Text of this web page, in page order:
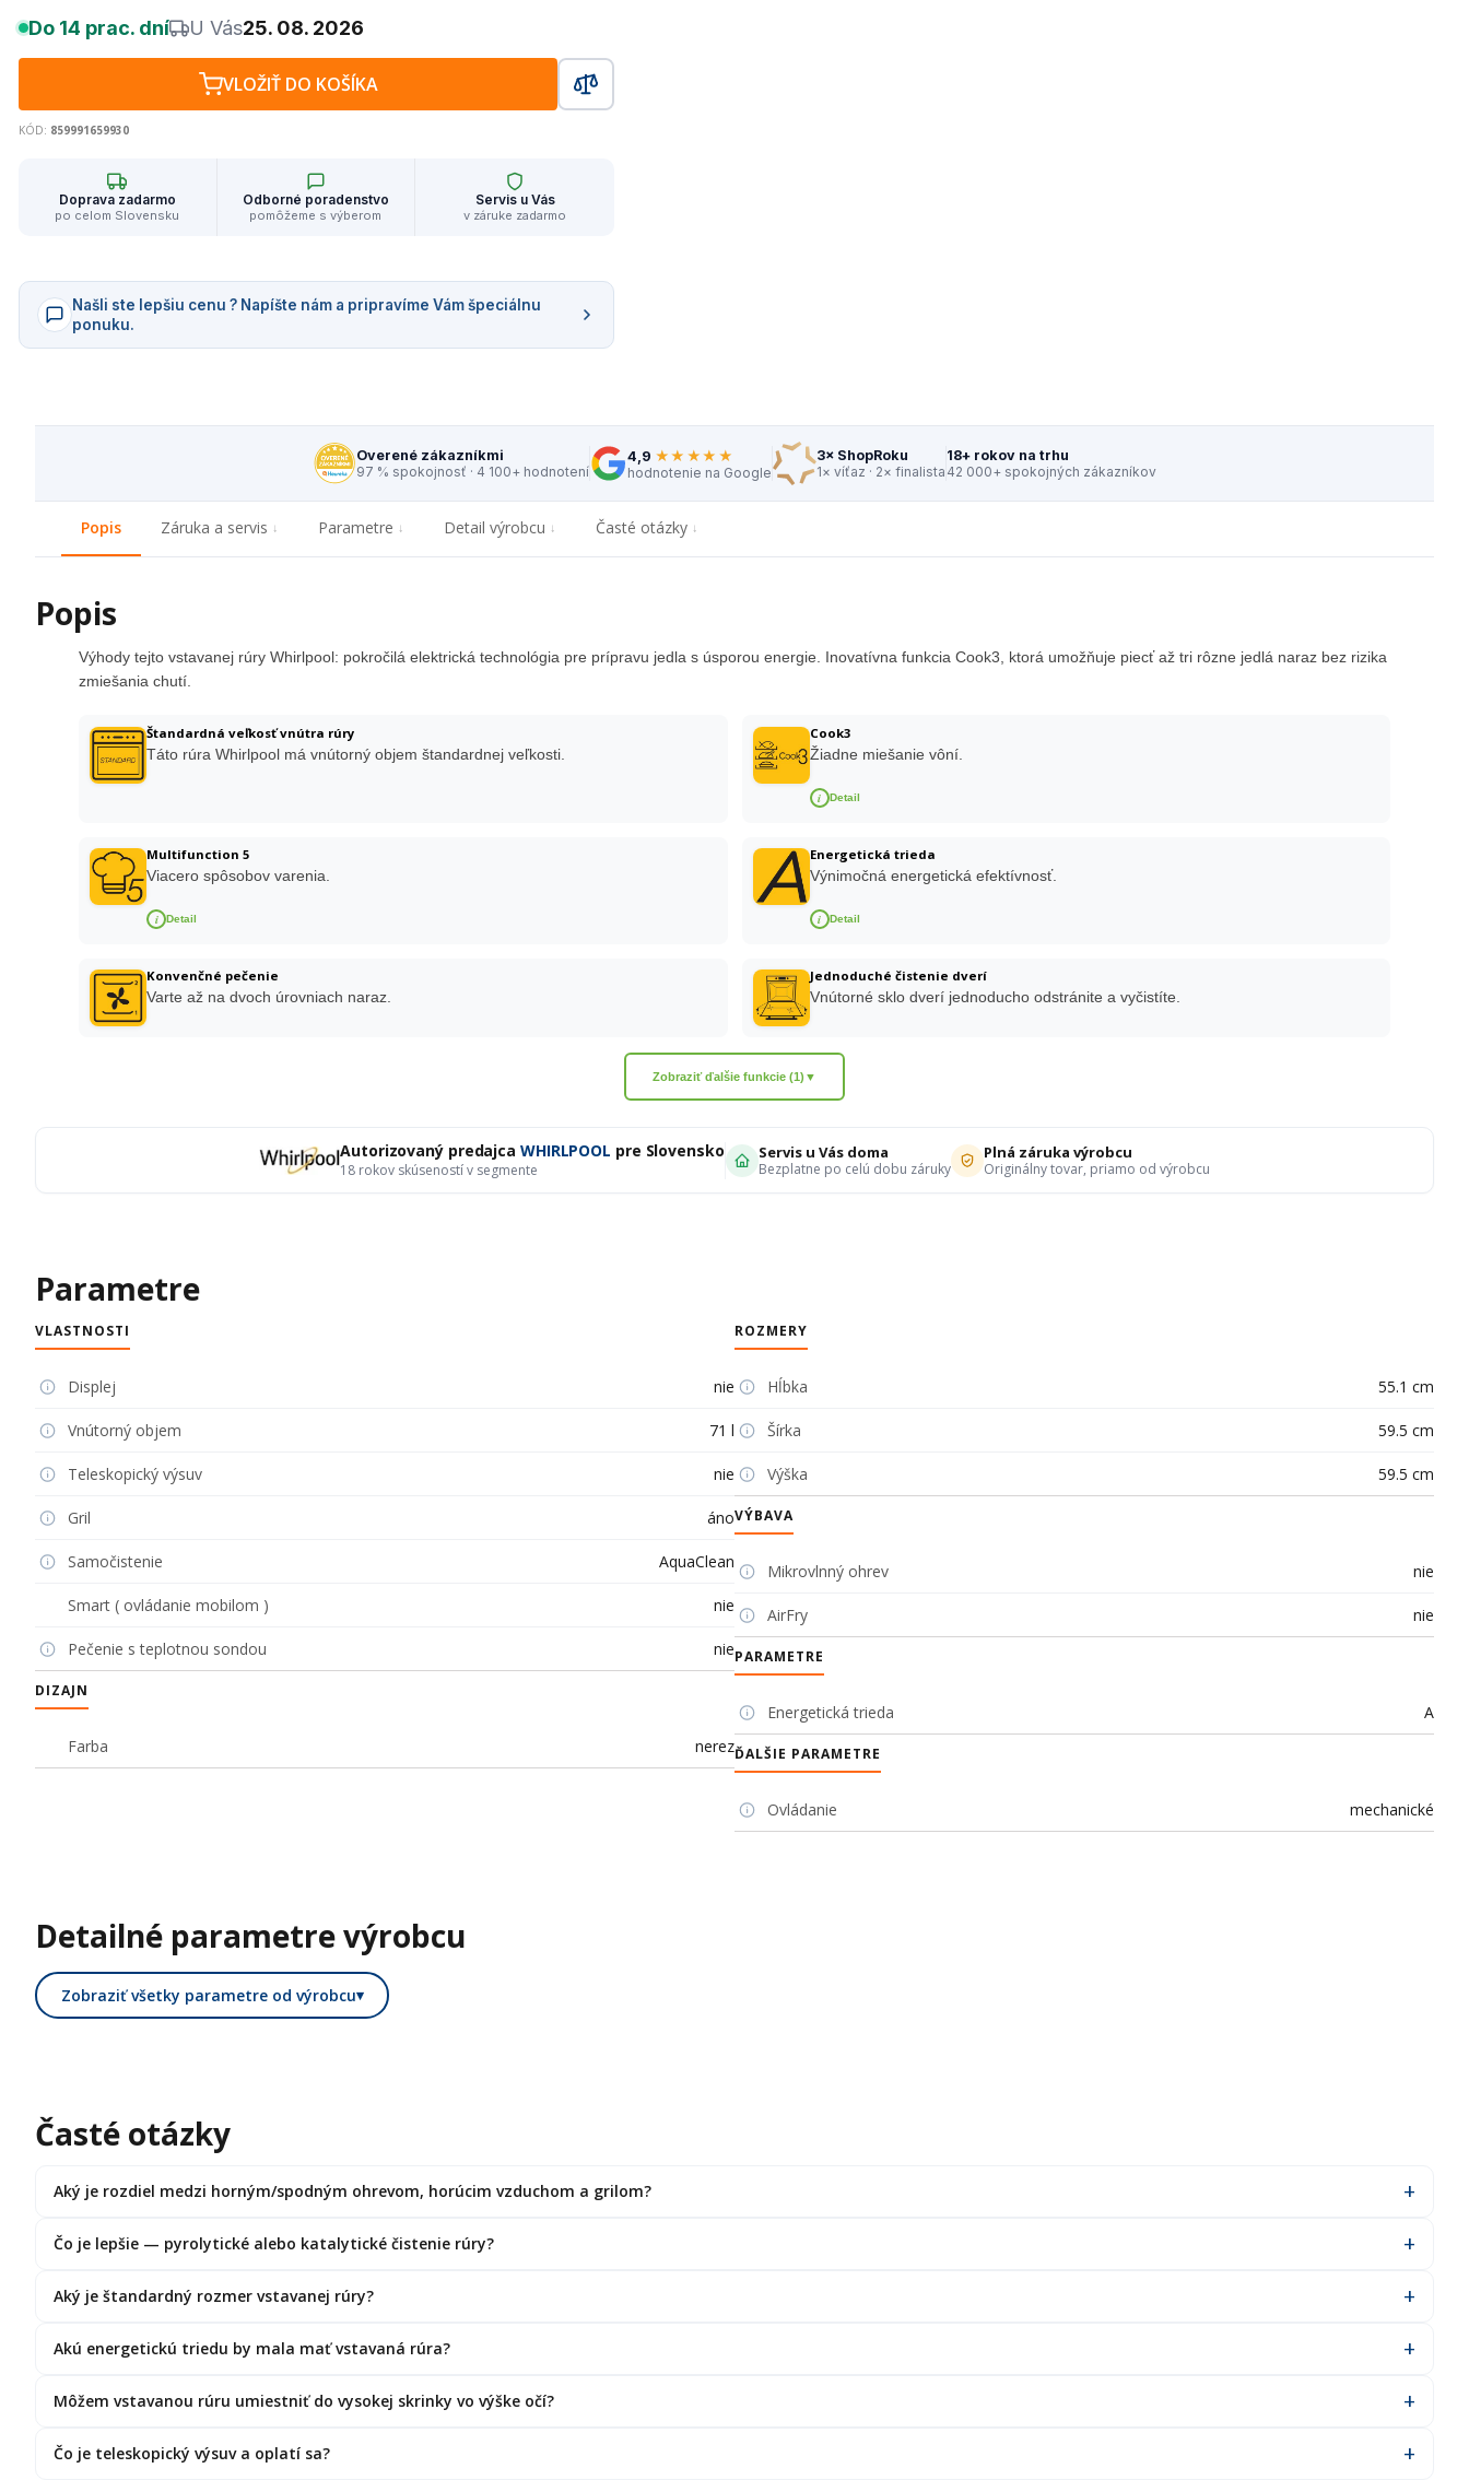
Do 14 prac. dní U Vás25. 08. 2026
VLOŽIŤ DO KOŠÍKA
KÓD: 859991659930
Doprava zadarmo
po celom Slovensku
Odborné poradenstvo
pomôžeme s výberom
Servis u Vás
v záruke zadarmo
Našli ste lepšiu cenu ? Napíšte nám a pripravíme Vám špeciálnu
ponuku.
Overené zákazníkmi
97 % spokojnosť · 4 100+ hodnotení
4,9 ★★★★★
hodnotenie na Google
3× ShopRoku
1× víťaz · 2× finalista
18+ rokov na trhu
42 000+ spokojných zákazníkov
Popis Záruka a servis Parametre Detail výrobcu Časté otázky
Popis
Výhody tejto vstavanej rúry Whirlpool: pokročilá elektrická technológia pre prípravu jedla s úsporou energie. Inovatívna funkcia Cook3, ktorá umožňuje piecť až tri rôzne jedlá naraz bez rizika
zmiešania chutí.
Štandardná veľkosť vnútra rúry
Táto rúra Whirlpool má vnútorný objem štandardnej veľkosti.
Cook3
Žiadne miešanie vôní.
i Detail
Multifunction 5
Viacero spôsobov varenia.
i Detail
Energetická trieda
Výnimočná energetická efektívnosť.
i Detail
Konvenčné pečenie
Varte až na dvoch úrovniach naraz.
Jednoduché čistenie dverí
Vnútorné sklo dverí jednoducho odstránite a vyčistíte.
Zobraziť ďalšie funkcie (1) ▼
Autorizovaný predajca WHIRLPOOL pre Slovensko
18 rokov skúseností v segmente
Servis u Vás doma
Bezplatne po celú dobu záruky
Plná záruka výrobcu
Originálny tovar, priamo od výrobcu
Parametre
VLASTNOSTI
Displej nie
Vnútorný objem 71 l
Teleskopický výsuv nie
Gril áno
Samočistenie AquaClean
Smart ( ovládanie mobilom ) nie
Pečenie s teplotnou sondou nie
DIZAJN
Farba nerez
ROZMERY
Hĺbka 55.1 cm
Šírka 59.5 cm
Výška 59.5 cm
VÝBAVA
Mikrovlnný ohrev nie
AirFry nie
PARAMETRE
Energetická trieda A
ĎALŠIE PARAMETRE
Ovládanie mechanické
Detailné parametre výrobcu
Zobraziť všetky parametre od výrobcu▾
Časté otázky
Aký je rozdiel medzi horným/spodným ohrevom, horúcim vzduchom a grilom?
Čo je lepšie — pyrolytické alebo katalytické čistenie rúry?
Aký je štandardný rozmer vstavanej rúry?
Akú energetickú triedu by mala mať vstavaná rúra?
Môžem vstavanou rúru umiestniť do vysokej skrinky vo výške očí?
Čo je teleskopický výsuv a oplatí sa?